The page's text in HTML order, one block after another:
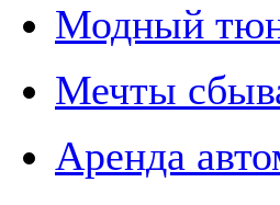
Модный
Мечты
Аренда